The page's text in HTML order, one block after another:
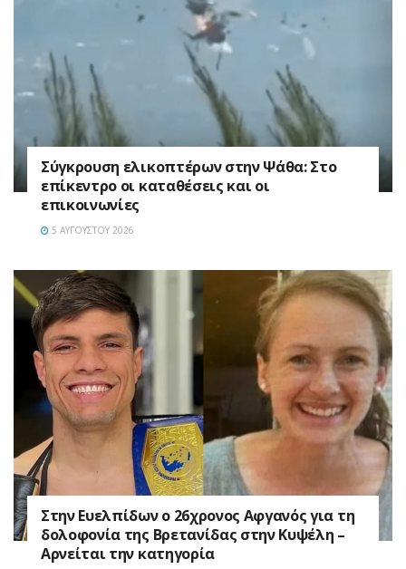
Σύγκρουση ελικοπτέρων στην Ψάθα: Στο
επίκεντρο οι καταθέσεις και οι
επικοινωνίες
5 ΑΥΓΟΎΣΤΟΥ 2026
Στην Ευελπίδων ο 26χρονος Αφγανός για τη
δολοφονία της Βρετανίδας στην Κυψέλη –
Αρνείται την κατηγορία